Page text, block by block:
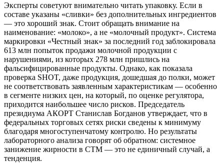
Эксперты советуют внимательно читать упаковку. Если в
составе указаны «сливки» без дополнительных ингредиентов
— это хороший знак. Стоит обращать внимание на
наименование: «молоко», а не «молочный продукт». Система
маркировки «Честный знак» за последний год заблокировала
613 млн попыток продажи молочной продукции с
нарушениями, из которых 278 млн пришлись на
фальсифицированные продукты. Однако, как показала
проверка SHOT, даже продукция, дошедшая до полки, может
не соответствовать заявленным характеристикам — особенно
в сегменте низких цен, на который, по оценке регулятора,
приходится наибольшее число рисков. Председатель
президиума АКОРТ Станислав Богданов утверждает, что в
федеральных торговых сетях риски сведены к минимуму
благодаря многоступенчатому контролю. Но результаты
лабораторного анализа говорят об обратном: системное
занижение жирности в СТМ — это не единичный случай, а
тенденция.